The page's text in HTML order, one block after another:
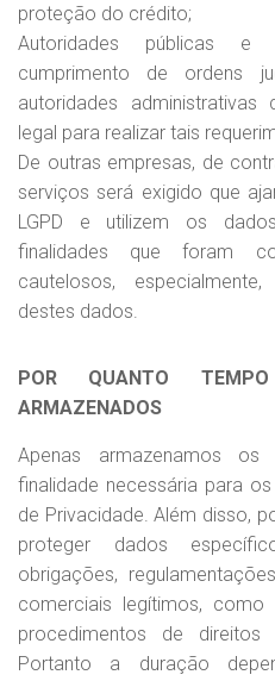
proteção do crédito;
Autoridades públicas e
cumprimento de ordens
autoridades
legal para realizar tais
De outras empresas, de
serviços será exigido que
LGPD e utilizem os
finalidades que foram
cautelosos,
destes dados.
POR QUANTO
ARMAZENADOS
Apenas armazenamos
finalidade necessária para
de Privacidade. Além disso,
proteger dados
obrigações,
comerciais legítimos,
procedimentos de direitos
Portanto a duração